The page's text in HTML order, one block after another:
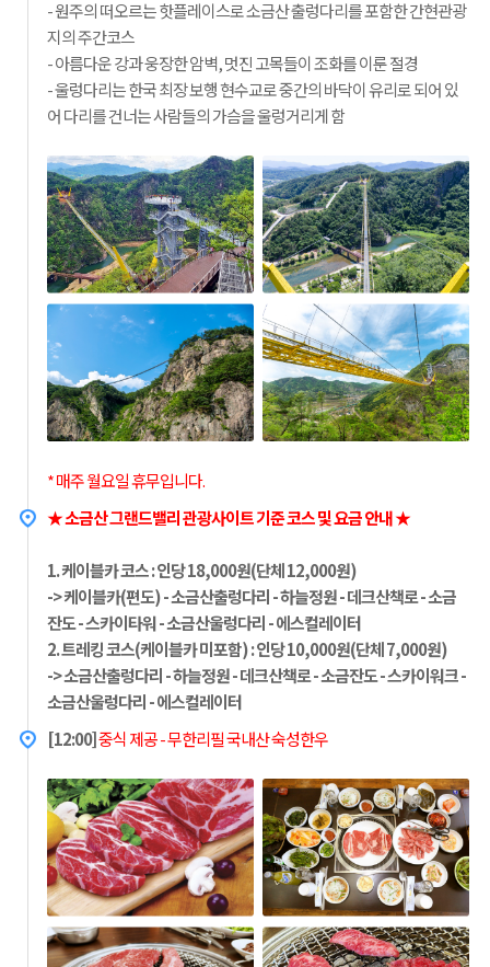
- 원주의 떠오르는 핫플레이스로 소금산 출렁다리를 포함한 간현관광
지의 주간코스
- 아름다운 강과 웅장한 암벽, 멋진 고목들이 조화를 이룬 절경
- 울렁다리는 한국 최장 보행 현수교로 중간의 바닥이 유리로 되어 있
어 다리를 건너는 사람들의 가슴을 울렁거리게 함
* 매주 월요일 휴무입니다.
★ 소금산 그랜드밸리 관광사이트 기준 코스 및 요금 안내 ★
1. 케이블카 코스 : 인당 18,000원(단체 12,000원)
-> 케이블카(편도) - 소금산출렁다리 - 하늘정원 - 데크산책로 - 소금
잔도 - 스카이타워 - 소금산울렁다리 - 에스컬레이터
2. 트레킹 코스(케이블카 미포함) : 인당 10,000원(단체 7,000원)
-> 소금산출렁다리 - 하늘정원 - 데크산책로 - 소금잔도 - 스카이워크 -
소금산울렁다리 - 에스컬레이터
[12:00]중식 제공 - 무한리필 국내산 숙성한우